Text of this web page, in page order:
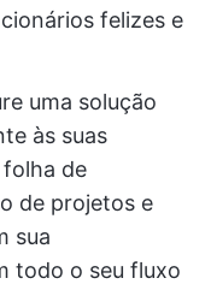
felizes e
uma solução
às suas
de
de projetos e
sua
todo o seu fluxo